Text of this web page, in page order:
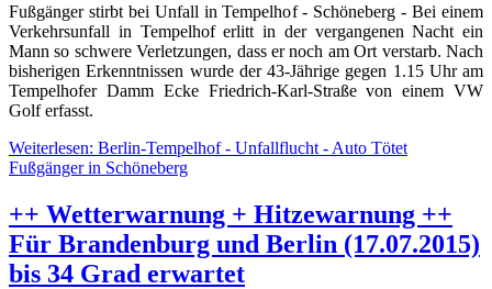
Fußgänger stirbt bei Unfall in Tempelhof - Schöneberg - Bei einem
Verkehrsunfall in Tempelhof erlitt in der vergangenen Nacht ein
Mann so schwere Verletzungen, dass er noch am Ort verstarb. Nach
bisherigen Erkenntnissen wurde der 43-Jährige gegen 1.15 Uhr am
Tempelhofer Damm Ecke Friedrich-Karl-Straße von einem VW
Golf erfasst.
Weiterlesen: Berlin-Tempelhof - Unfallflucht - Auto Tötet
Fußgänger in Schöneberg
++ Wetterwarnung + Hitzewarnung ++
Für Brandenburg und Berlin (17.07.2015)
bis 34 Grad erwartet